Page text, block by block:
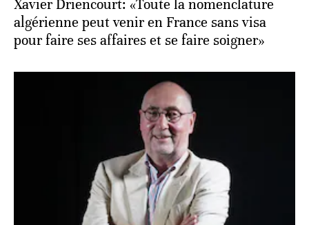
Xavier Driencourt: «Toute la nomenclature
algérienne peut venir en France sans visa
pour faire ses affaires et se faire soigner»